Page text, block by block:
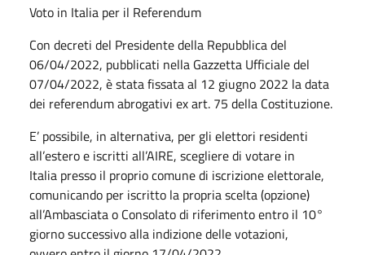
Voto in Italia per il Referendum
Con decreti del Presidente della Repubblica del
06/04/2022, pubblicati nella Gazzetta Ufficiale del
07/04/2022, è stata fissata al 12 giugno 2022 la data
dei referendum abrogativi ex art. 75 della Costituzione.
E’ possibile, in alternativa, per gli elettori residenti
all’estero e iscritti all’AIRE, scegliere di votare in
Italia presso il proprio comune di iscrizione elettorale,
comunicando per iscritto la propria scelta (opzione)
all’Ambasciata o Consolato di riferimento entro il 10°
giorno successivo alla indizione delle votazioni,